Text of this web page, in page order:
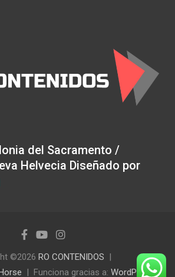
del Sacramento /
Helvecia Diseñado por
©2026 RO CONTENIDOS
Funciona gracias a: WordPress